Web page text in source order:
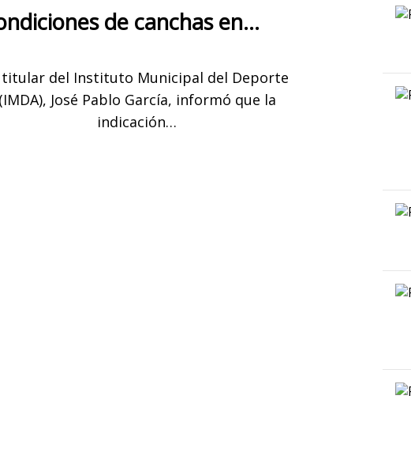
de canchas en…
titular del Instituto Municipal del Deporte
(IMDA), José Pablo García, informó que la
indicación…